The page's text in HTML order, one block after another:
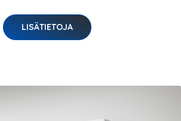
LISÄTIETOJA